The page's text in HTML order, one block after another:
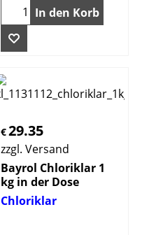
In den Korb
€29.35
zzgl. Versand
Bayrol Chloriklar 1
kg in der Dose
Chloriklar